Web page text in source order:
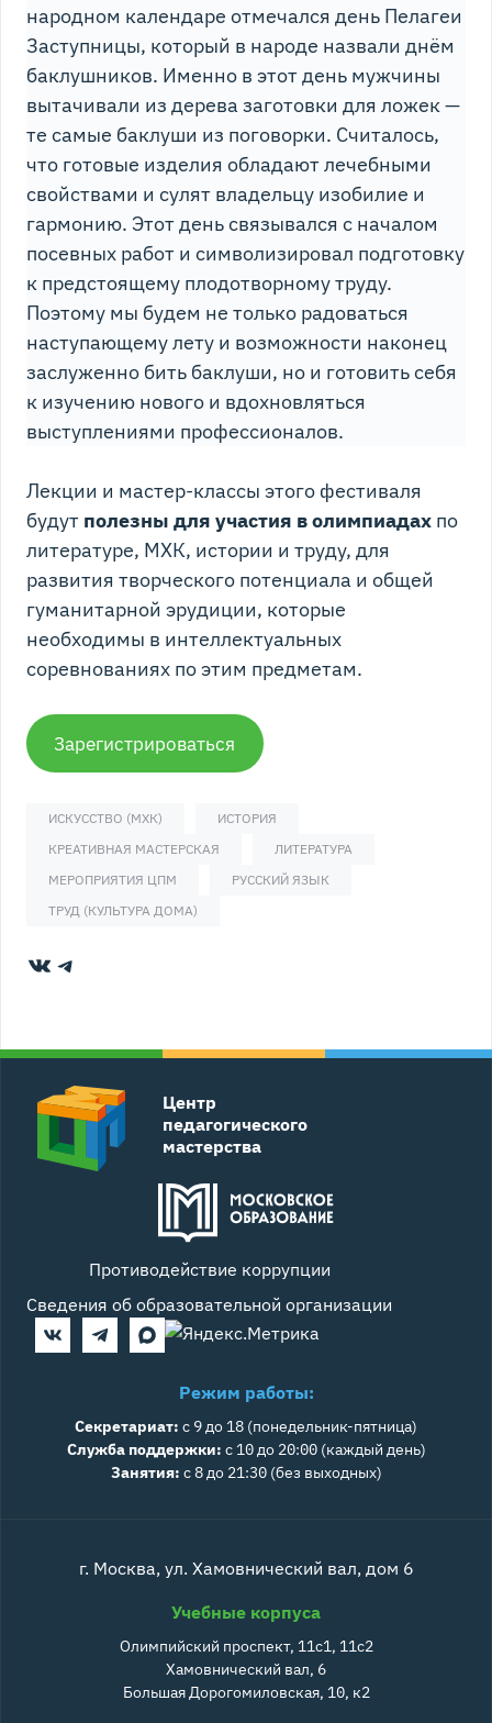
народном календаре отмечался день Пелагеи
Заступницы, который в народе назвали днём
баклушников. Именно в этот день мужчины
вытачивали из дерева заготовки для ложек —
те самые баклуши из поговорки. Считалось,
что готовые изделия обладают лечебными
свойствами и сулят владельцу изобилие и
гармонию. Этот день связывался с началом
посевных работ и символизировал подготовку
к предстоящему плодотворному труду.
Поэтому мы будем не только радоваться
наступающему лету и возможности наконец
заслуженно бить баклуши, но и готовить себя
к изучению нового и вдохновляться
выступлениями профессионалов.
Лекции и мастер-классы этого фестиваля
будут полезны для участия в олимпиадах по
литературе, МХК, истории и труду, для
развития творческого потенциала и общей
гуманитарной эрудиции, которые
необходимы в интеллектуальных
соревнованиях по этим предметам.
Зарегистрироваться
ИСКУССТВО (МХК)
ИСТОРИЯ
КРЕАТИВНАЯ МАСТЕРСКАЯ
ЛИТЕРАТУРА
МЕРОПРИЯТИЯ ЦПМ
РУССКИЙ ЯЗЫК
ТРУД (КУЛЬТУРА ДОМА)
ВКонтакте
Telegram
Центр
педагогического
мастерства
Противодействие коррупции
Сведения об образовательной организации
Режим работы:
Секретариат: с 9 до 18 (понедельник-пятница)
Служба поддержки: с 10 до 20:00 (каждый день)
Занятия: с 8 до 21:30 (без выходных)
г. Москва, ул. Хамовнический вал, дом 6
Учебные корпуса
Олимпийский проспект, 11с1, 11с2
Хамовнический вал, 6
Большая Дорогомиловская, 10, к2